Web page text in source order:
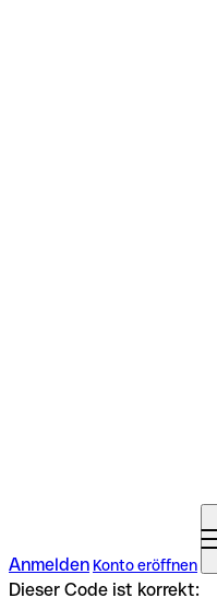
Anmelden Konto eröffnen
Dieser Code ist korrekt: